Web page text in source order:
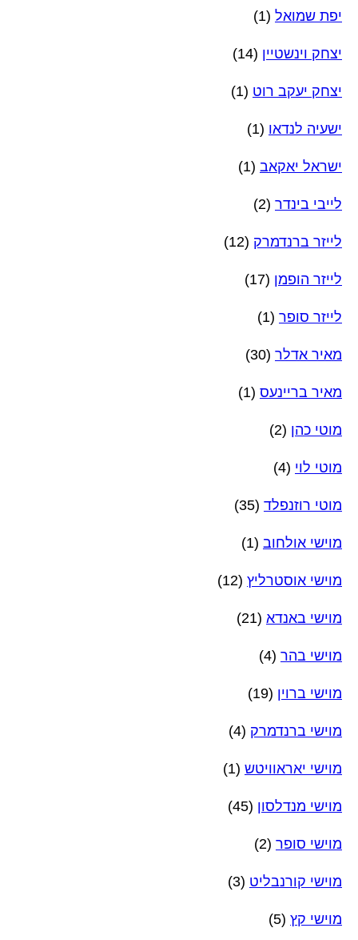
יפת שמואל (1)
יצחק וינשטיין (14)
יצחק יעקב רוט (1)
ישעיה לנדאו (1)
ישראל יאקאב (1)
לייבי בינדר (2)
לייזר ברנדמרק (12)
לייזר הופמן (17)
לייזר סופר (1)
מאיר אדלר (30)
מאיר בריינעס (1)
מוטי כהן (2)
מוטי לוי (4)
מוטי רוזנפלד (35)
מוישי אולחוב (1)
מוישי אוסטרליץ (12)
מוישי באנדא (21)
מוישי בהר (4)
מוישי ברוין (19)
מוישי ברנדמרק (4)
מוישי יאראוויטש (1)
מוישי מנדלסון (45)
מוישי סופר (2)
מוישי קורנבליט (3)
מוישי קץ (5)